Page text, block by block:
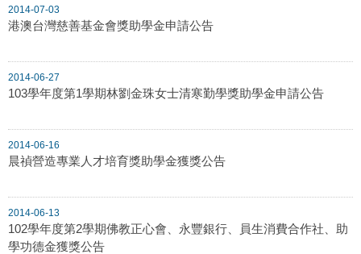
2014-07-03
港澳台灣慈善基金會獎助學金申請公告
2014-06-27
103學年度第1學期林劉金珠女士清寒勤學獎助學金申請公告
2014-06-16
晨禎營造專業人才培育獎助學金獲獎公告
2014-06-13
102學年度第2學期佛教正心會、永豐銀行、員生消費合作社、助
學功德金獲獎公告